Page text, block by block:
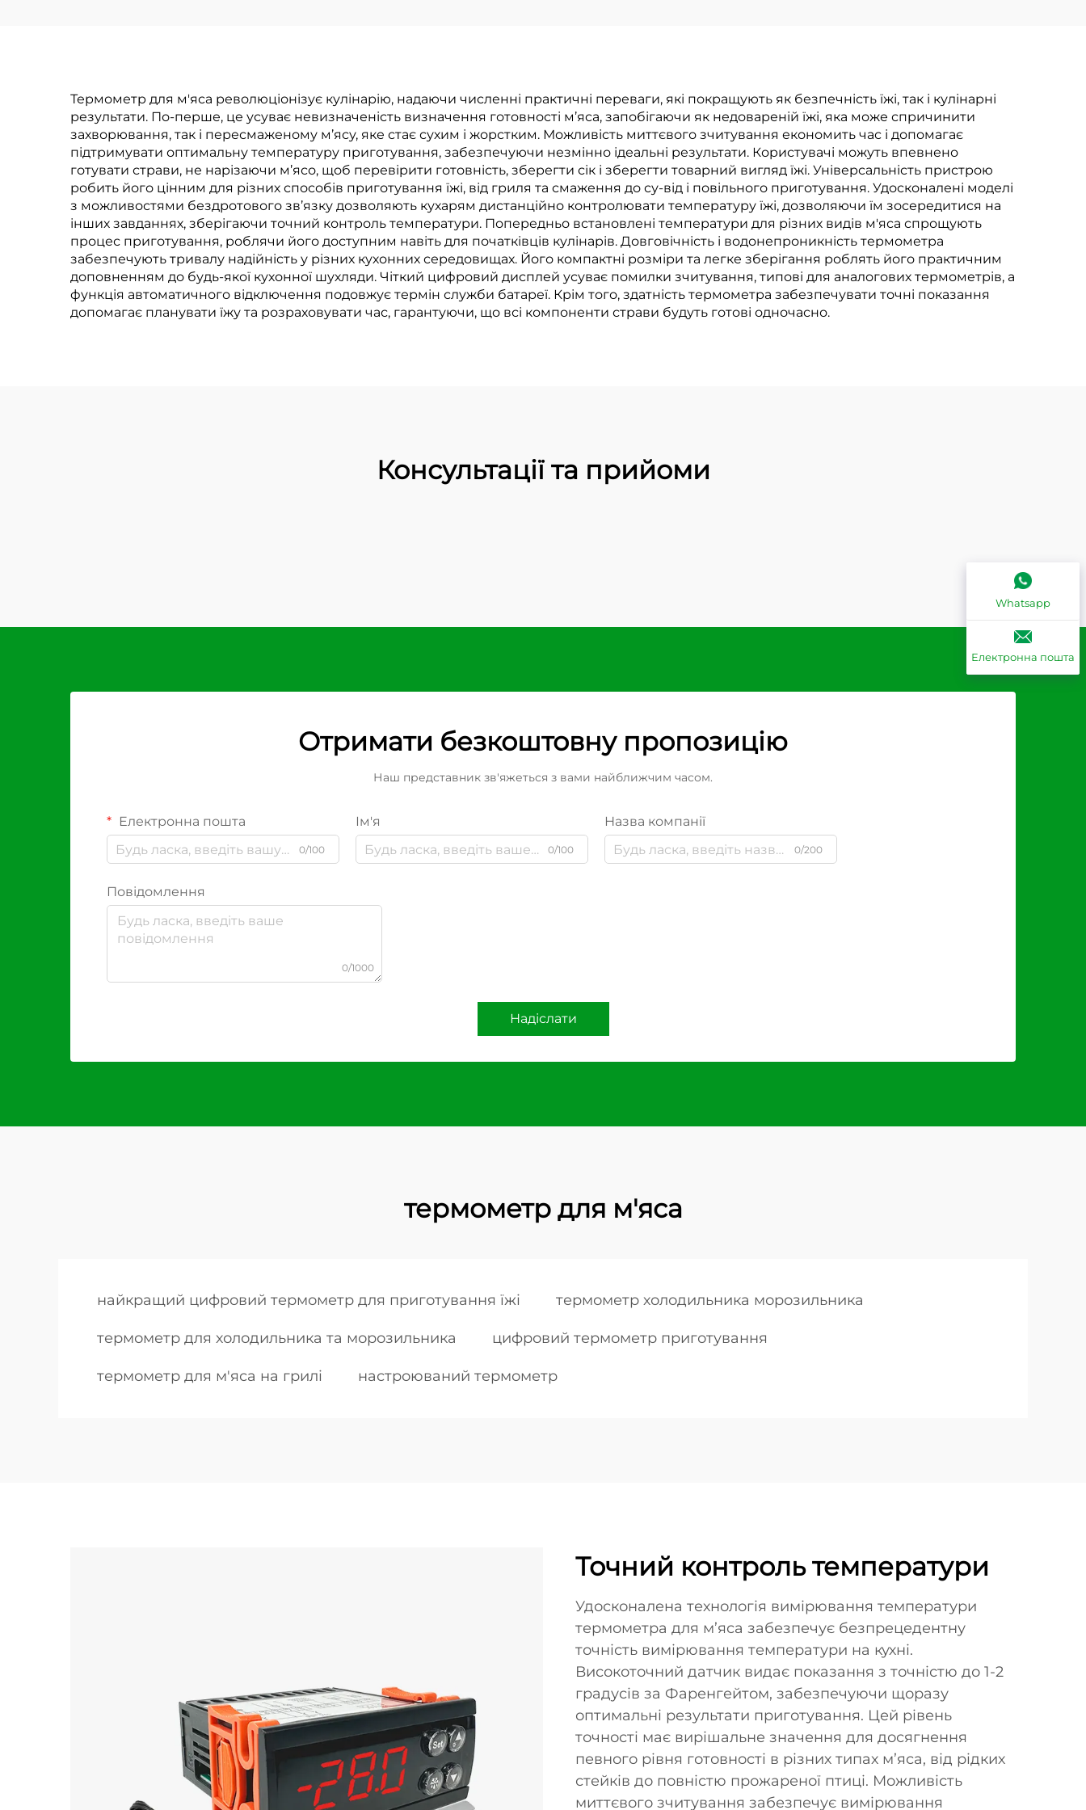
Термометр для м'яса революціонізує кулінарію, надаючи численні практичні переваги, які покращують як безпечність їжі, так і кулінарні
результати. По-перше, це усуває невизначеність визначення готовності м’яса, запобігаючи як недовареній їжі, яка може спричинити
захворювання, так і пересмаженому м’ясу, яке стає сухим і жорстким. Можливість миттєвого зчитування економить час і допомагає
підтримувати оптимальну температуру приготування, забезпечуючи незмінно ідеальні результати. Користувачі можуть впевнено
готувати страви, не нарізаючи м’ясо, щоб перевірити готовність, зберегти сік і зберегти товарний вигляд їжі. Універсальність пристрою
робить його цінним для різних способів приготування їжі, від гриля та смаження до су-від і повільного приготування. Удосконалені моделі
з можливостями бездротового зв’язку дозволяють кухарям дистанційно контролювати температуру їжі, дозволяючи їм зосередитися на
інших завданнях, зберігаючи точний контроль температури. Попередньо встановлені температури для різних видів м'яса спрощують
процес приготування, роблячи його доступним навіть для початківців кулінарів. Довговічність і водонепроникність термометра
забезпечують тривалу надійність у різних кухонних середовищах. Його компактні розміри та легке зберігання роблять його практичним
доповненням до будь-якої кухонної шухляди. Чіткий цифровий дисплей усуває помилки зчитування, типові для аналогових термометрів, а
функція автоматичного відключення подовжує термін служби батареї. Крім того, здатність термометра забезпечувати точні показання
допомагає планувати їжу та розраховувати час, гарантуючи, що всі компоненти страви будуть готові одночасно.
Консультації та прийоми
Отримати безкоштовну пропозицію
Наш представник зв'яжеться з вами найближчим часом.
Електронна пошта
0/100
Ім'я
0/100
Назва компанії
0/200
Повідомлення
0/1000
Надіслати
термометр для м'яса
найкращий цифровий термометр для приготування їжі термометр холодильника морозильника
термометр для холодильника та морозильника цифровий термометр приготування
термометр для м'яса на грилі настроюваний термометр
Точний контроль температури
Удосконалена технологія вимірювання температури
термометра для м’яса забезпечує безпрецедентну
точність вимірювання температури на кухні.
Високоточний датчик видає показання з точністю до 1-2
градусів за Фаренгейтом, забезпечуючи щоразу
оптимальні результати приготування. Цей рівень
точності має вирішальне значення для досягнення
певного рівня готовності в різних типах м’яса, від рідких
стейків до повністю прожареної птиці. Можливість
миттєвого зчитування забезпечує вимірювання
Whatsapp
Електронна пошта